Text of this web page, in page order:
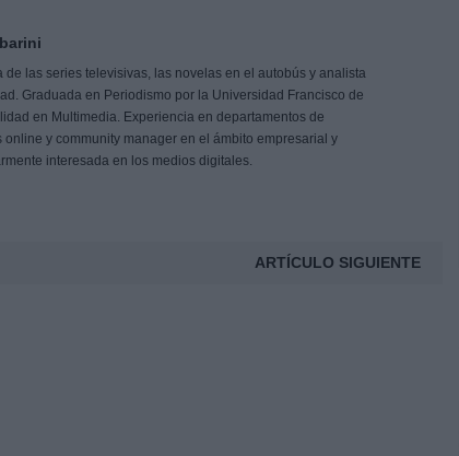
de las series televisivas, las novelas en el autobús y analista
Graduada en Periodismo por la Universidad Francisco de
en Multimedia. Experiencia en departamentos de
online y community manager en el ámbito empresarial y
interesada en los medios digitales.
ARTÍCULO SIGUIENTE